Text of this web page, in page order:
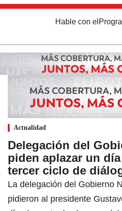
Hable con el
Actualidad
Delegación del
piden aplazar un
tercer ciclo de
La delegación del Gobierno
pidieron al presidente